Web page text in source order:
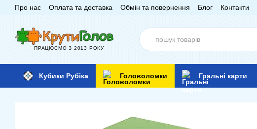
Перейти до основного контенту
Про нас Оплата та доставка Обмін та повернення Блог Контакти
ПРАЦЮЄМО З 2013 РОКУ
Кубики Рубіка Головоломки Гральні карти